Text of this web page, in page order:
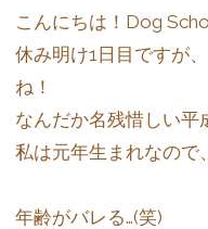
ー
こんにちは！Dog
休み明け1日目ですが
ね！
なんだか名残惜しい平
私は元年生まれなので
年齢がバレる…(笑)